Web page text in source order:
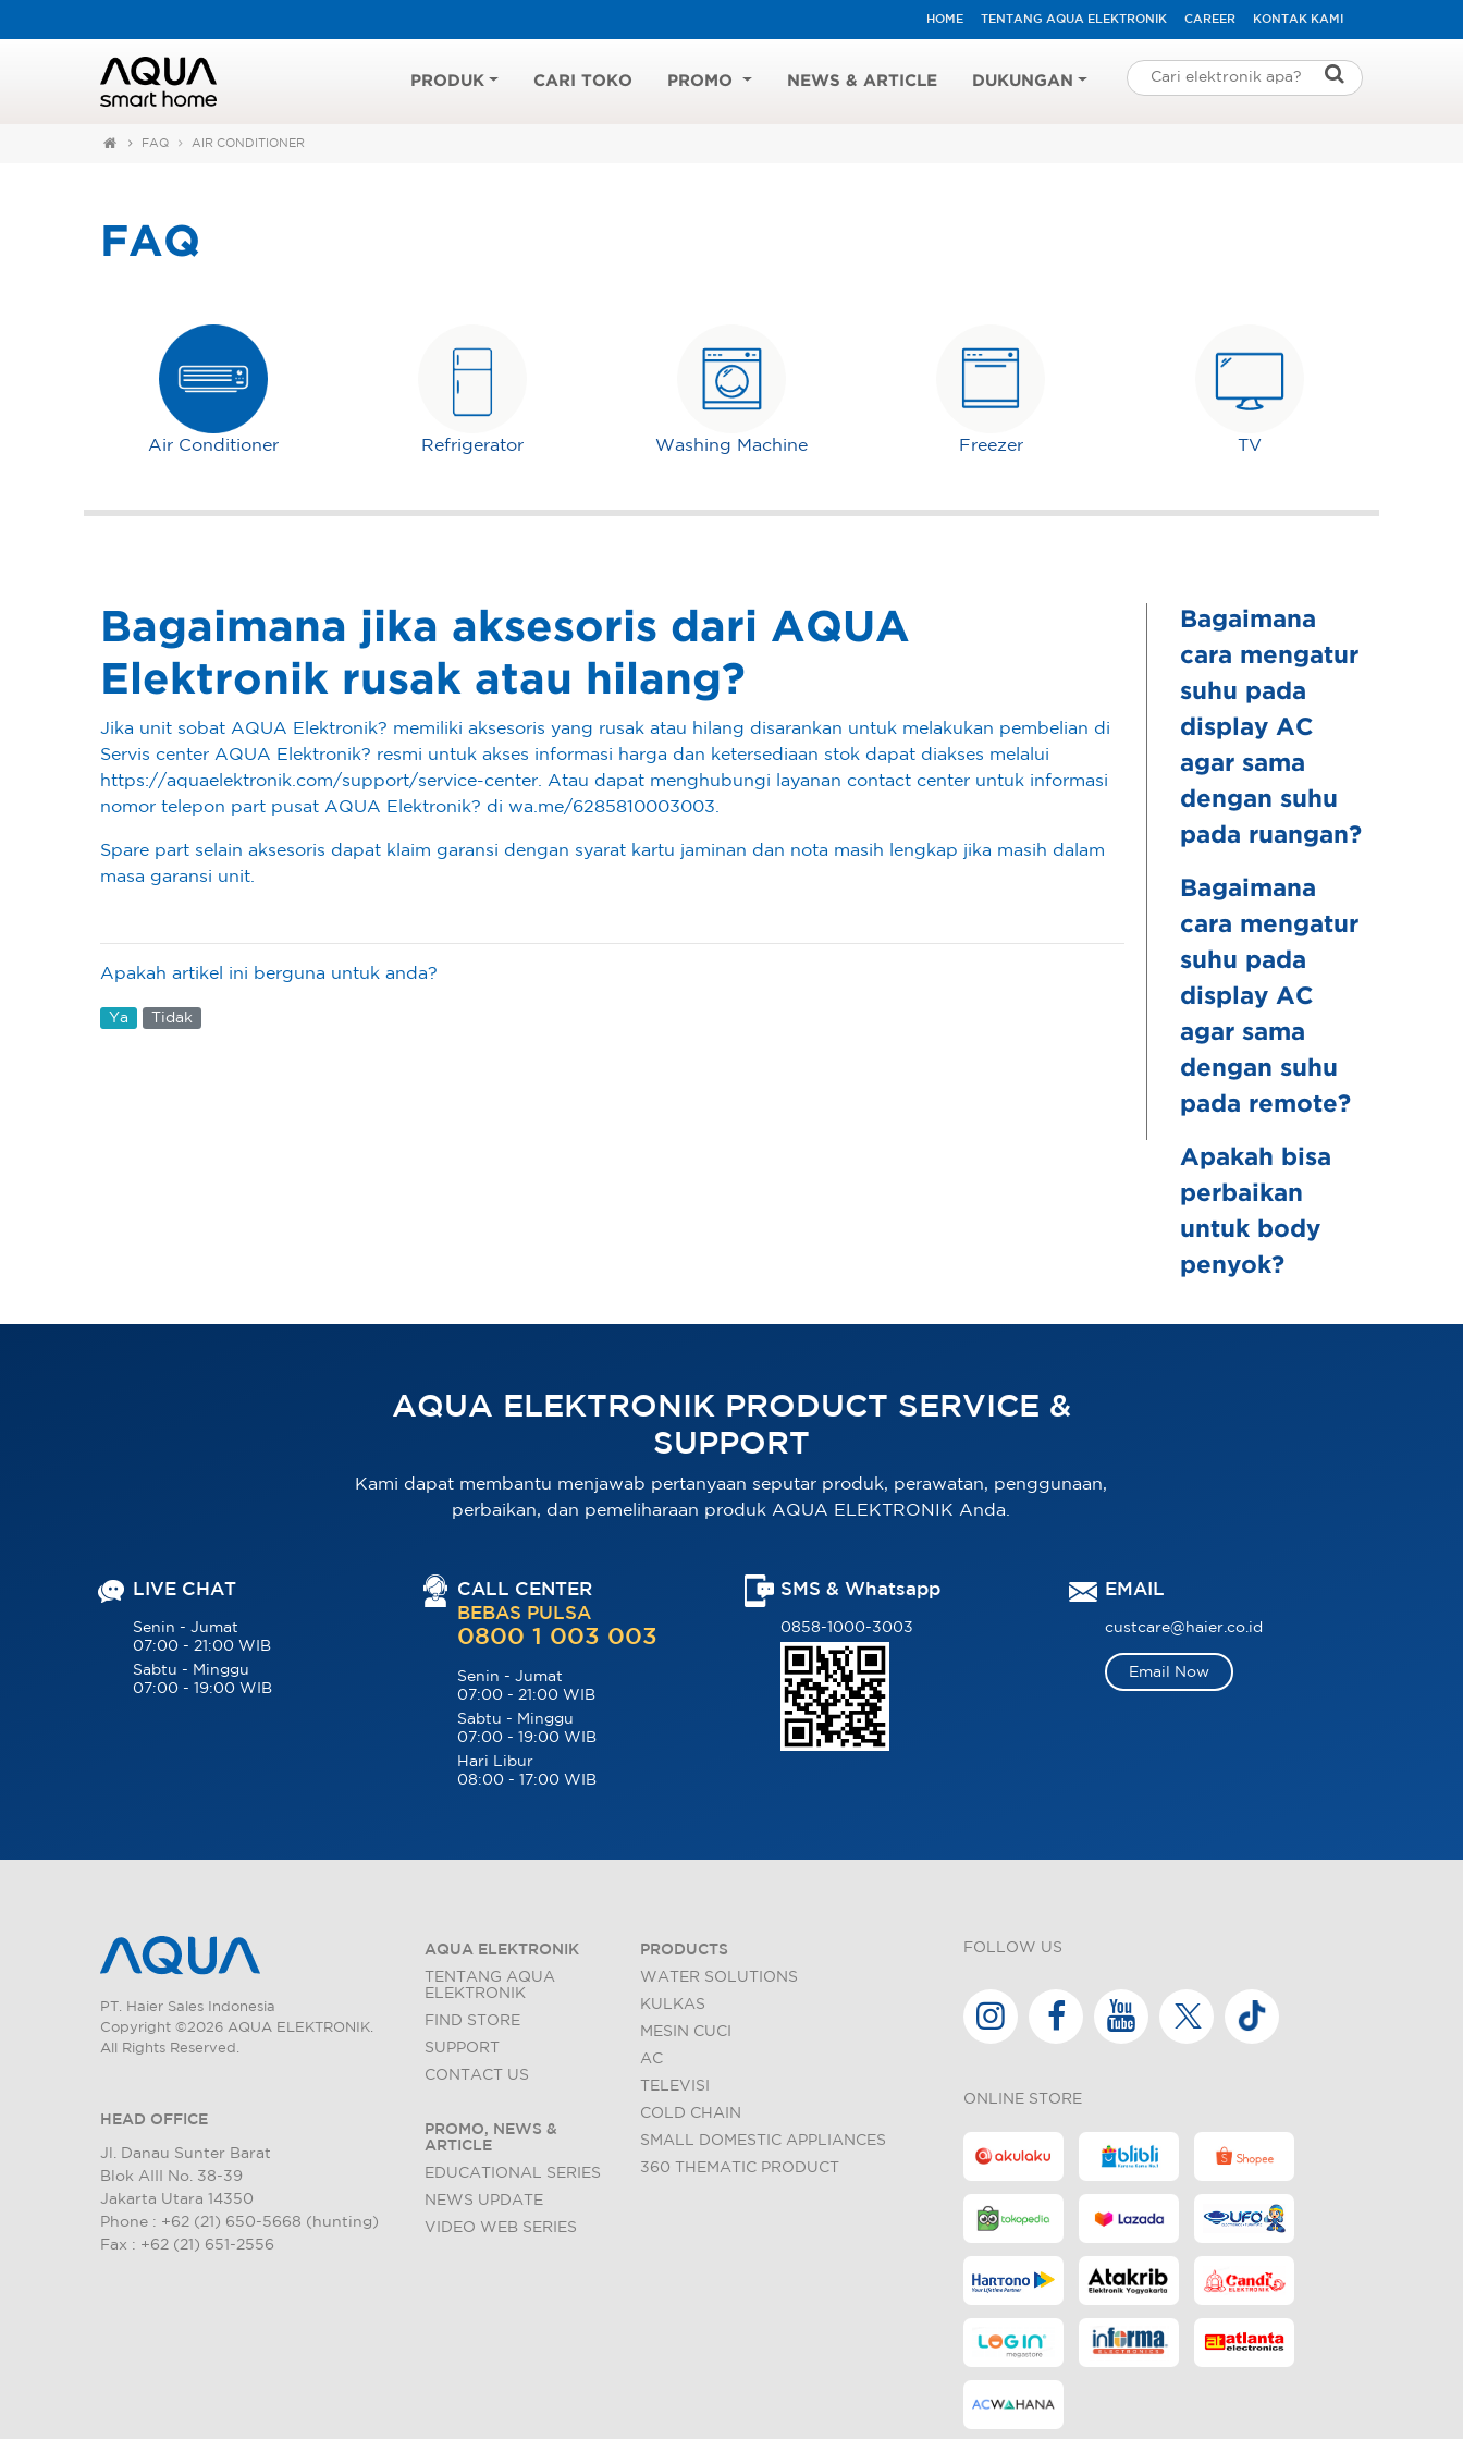
HOME TENTANG AQUA ELEKTRONIK CAREER KONTAK KAMI
PRODUK CARI TOKO PROMO NEWS & ARTICLE DUKUNGAN
FAQ AIR CONDITIONER
FAQ
Air Conditioner Refrigerator Washing Machine Freezer TV
Bagaimana jika aksesoris dari AQUA
Elektronik rusak atau hilang?
Jika unit sobat AQUA Elektronik? memiliki aksesoris yang rusak atau hilang disarankan untuk melakukan pembelian di
Servis center AQUA Elektronik? resmi untuk akses informasi harga dan ketersediaan stok dapat diakses melalui
https://aquaelektronik.com/support/service-center. Atau dapat menghubungi layanan contact center untuk informasi
nomor telepon part pusat AQUA Elektronik? di wa.me/6285810003003.
Spare part selain aksesoris dapat klaim garansi dengan syarat kartu jaminan dan nota masih lengkap jika masih dalam
masa garansi unit.
Apakah artikel ini berguna untuk anda?
Ya Tidak
Bagaimana
cara mengatur
suhu pada
display AC
agar sama
dengan suhu
pada ruangan?
Bagaimana
cara mengatur
suhu pada
display AC
agar sama
dengan suhu
pada remote?
Apakah bisa
perbaikan
untuk body
penyok?
AQUA ELEKTRONIK PRODUCT SERVICE &
SUPPORT
Kami dapat membantu menjawab pertanyaan seputar produk, perawatan, penggunaan,
perbaikan, dan pemeliharaan produk AQUA ELEKTRONIK Anda.
LIVE CHAT
Senin - Jumat
07:00 - 21:00 WIB
Sabtu - Minggu
07:00 - 19:00 WIB
CALL CENTER
BEBAS PULSA
0800 1 003 003
Senin - Jumat
07:00 - 21:00 WIB
Sabtu - Minggu
07:00 - 19:00 WIB
Hari Libur
08:00 - 17:00 WIB
SMS & Whatsapp
0858-1000-3003
EMAIL
custcare@haier.co.id
Email Now
PT. Haier Sales Indonesia
Copyright ©2026 AQUA ELEKTRONIK.
All Rights Reserved.
HEAD OFFICE
Jl. Danau Sunter Barat
Blok AIII No. 38-39
Jakarta Utara 14350
Phone : +62 (21) 650-5668 (hunting)
Fax : +62 (21) 651-2556
AQUA ELEKTRONIK
TENTANG AQUA
ELEKTRONIK
FIND STORE
SUPPORT
CONTACT US
PROMO, NEWS &
ARTICLE
EDUCATIONAL SERIES
NEWS UPDATE
VIDEO WEB SERIES
PRODUCTS
WATER SOLUTIONS
KULKAS
MESIN CUCI
AC
TELEVISI
COLD CHAIN
SMALL DOMESTIC APPLIANCES
360 THEMATIC PRODUCT
FOLLOW US
ONLINE STORE